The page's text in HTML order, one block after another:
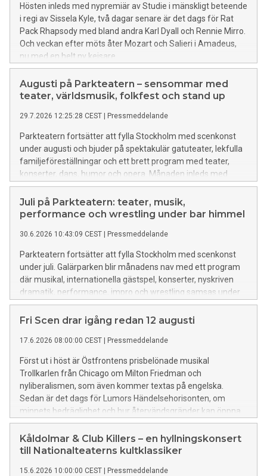
Hösten inleds med nypremiär av Studie i mänskligt beteende
i regi av Sissela Kyle, två dagar senare är det dags för Rat
Pack Rhapsody med bland andra Karl Dyall och Rennie Mirro.
Och veckan efter möts åter Mozart och Salieri i Amadeus,
nu med en helt ny kejsare.
Augusti på Parkteatern – sensommar med
teater, världsmusik, folkfest och stand up
29.7.2026 12:25:28 CEST Pressmeddelande
Parkteatern fortsätter att fylla Stockholm med scenkonst
under augusti och bjuder på spektakulär gatuteater, lekfulla
familjeföreställningar och ett brett program med teater,
konserter, dans, humor och opera. Månaden inleds med
turnéer på stadens torg och i parklekar innan Parkteatern
avslutar sommaren i Vitabergsparken – alltid under bar
himmel och med fri entré.
Juli på Parkteatern: teater, musik,
performance och wrestling under bar himmel
30.6.2026 10:43:09 CEST Pressmeddelande
Parkteatern fortsätter att fylla Stockholm med scenkonst
under juli. Galärparken blir månadens nav med ett program
där musikal, internationella gästspel, konserter, nyskriven
dramatik, performance, impro och wrestling samsas under
bar himmel – alltid med fri entré.
Fri Scen drar igång redan 12 augusti
17.6.2026 08:00:00 CEST Pressmeddelande
Först ut i höst är Östfrontens prisbelönade musikal
Trollkarlen från Chicago om Milton Friedman och
nyliberalismen, som även kommer textas på engelska.
Sedan är det dags för Lumors Händelsehorisonten, om
minnets bedräglighet och hur återvändsgränder kan öppna
nya dörrar.
Kåldolmar & Club Killers – en hyllningskonsert
till Nationalteaterns kultklassiker
15.6.2026 10:00:00 CEST Pressmeddelande